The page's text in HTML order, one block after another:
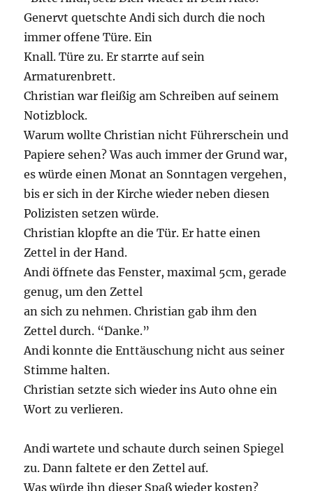
Genervt quetschte Andi sich durch die noch
immer offene Türe. Ein
Knall. Türe zu. Er starrte auf sein
Armaturenbrett.
Christian war fleißig am Schreiben auf seinem
Notizblock.
Warum wollte Christian nicht Führerschein und
Papiere sehen? Was auch immer der Grund war,
es würde einen Monat an Sonntagen vergehen,
bis er sich in der Kirche wieder neben diesen
Polizisten setzen würde.
Christian klopfte an die Tür. Er hatte einen
Zettel in der Hand.
Andi öffnete das Fenster, maximal 5cm, gerade
genug, um den Zettel
an sich zu nehmen. Christian gab ihm den
Zettel durch. “Danke.”
Andi konnte die Enttäuschung nicht aus seiner
Stimme halten.
Christian setzte sich wieder ins Auto ohne ein
Wort zu verlieren.
Andi wartete und schaute durch seinen Spiegel
zu. Dann faltete er den Zettel auf.
Was würde ihn dieser Spaß wieder kosten?